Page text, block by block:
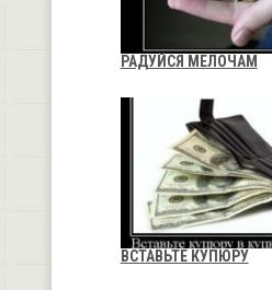
РАДУЙСЯ МЕЛОЧАМ
ВСТАВЬТЕ КУПЮРУ